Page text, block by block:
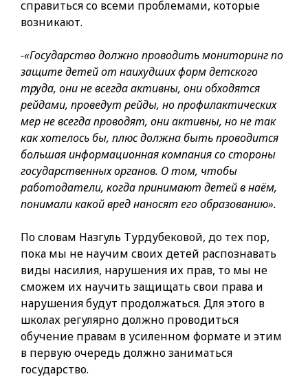
справиться со всеми проблемами, которые
возникают.
-«Государство должно проводить мониторинг по
защите детей от наихудших форм детского
труда, они не всегда активны, они обходятся
рейдами, проведут рейды, но профилактических
мер не всегда проводят, они активны, но не так
как хотелось бы, плюс должна быть проводится
большая информационная компания со стороны
государственных органов. О том, чтобы
работодатели, когда принимают детей в наём,
понимали какой вред наносят его образованию».
По словам Назгуль Турдубековой, до тех пор,
пока мы не научим своих детей распознавать
виды насилия, нарушения их прав, то мы не
сможем их научить защищать свои права и
нарушения будут продолжаться. Для этого в
школах регулярно должно проводиться
обучение правам в усиленном формате и этим
в первую очередь должно заниматься
государство.